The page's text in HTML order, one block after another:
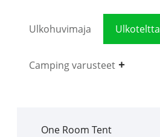
Ulkohuvimaja Ulkoteltta
Camping varusteet
One Room Tent